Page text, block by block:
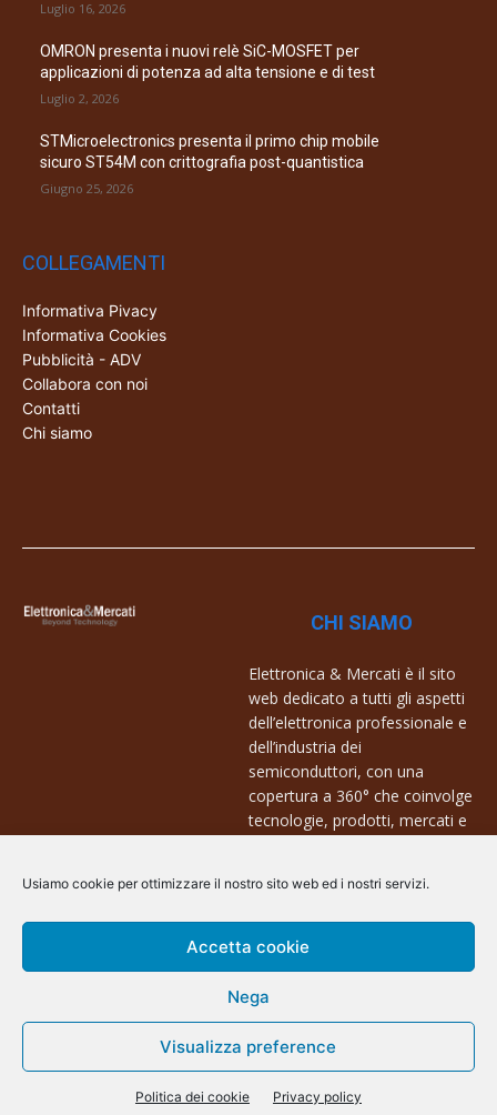
Usiamo cookie per ottimizzare il nostro sito web ed i nostri servizi.
Accetta cookie
Nega
Visualizza preference
Politica dei cookie Privacy policy
Luglio 16, 2026
OMRON presenta i nuovi relè SiC-MOSFET per
applicazioni di potenza ad alta tensione e di test
Luglio 2, 2026
STMicroelectronics presenta il primo chip mobile
sicuro ST54M con crittografia post-quantistica
Giugno 25, 2026
COLLEGAMENTI
Informativa Pivacy
Informativa Cookies
Pubblicità - ADV
Collabora con noi
Contatti
Chi siamo
CHI SIAMO
Elettronica & Mercati è il sito
web dedicato a tutti gli aspetti
dell’elettronica professionale e
dell’industria dei
semiconduttori, con una
copertura a 360° che coinvolge
tecnologie, prodotti, mercati e
Contatti:
info@arscommunication.it
@ArsCommunication 2023